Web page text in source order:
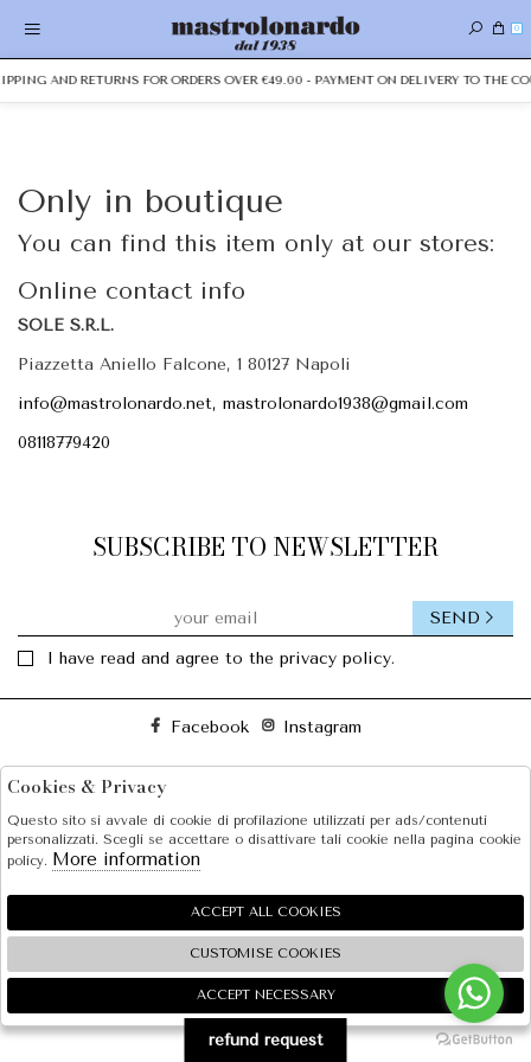
0
AND RETURNS FOR ORDERS OVER €49.00 - PAYMENT ON DELIVERY TO THE
Only in boutique
You can find this item only at our stores:
Online contact info
SOLE S.R.L.
Piazzetta Aniello Falcone, 1 80127 Napoli
info@mastrolonardo.net, mastrolonardo1938@gmail.com
08118779420
SUBSCRIBE TO NEWSLETTER
I have read and agree to the privacy policy.
SEND
Facebook Instagram
SHOPPING
EXTRA
gruppo Zucchetti
🍪
refund request
Cookies & Privacy
Questo sito si avvale di cookie di profilazione utilizzati per ads/contenuti
personalizzati. Scegli se accettare o disattivare tali cookie nella pagina cookie
policy. More information
ACCEPT ALL COOKIES
CUSTOMISE COOKIES
ACCEPT NECESSARY